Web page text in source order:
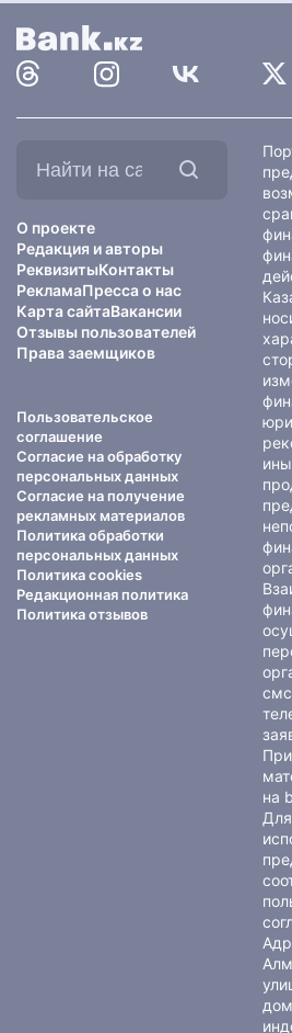
О проекте
Редакция и авторы
РеквизитыКонтакты
РекламаПресса о нас
Карта сайтаВакансии
Отзывы пользователей
Права заемщиков
Пользовательское
соглашение
Согласие на обработку
персональных данных
Согласие на получение
рекламных материалов
Политика обработки
персональных данных
Политика cookies
Редакционная политика
Политика отзывов
на